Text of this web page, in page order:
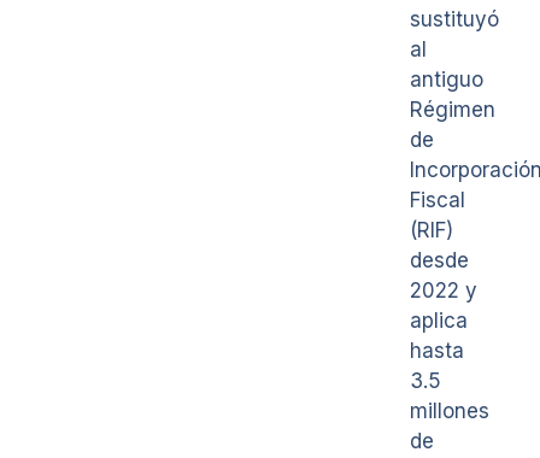
sustituyó
al
antiguo
Régimen
de
Fiscal
(RIF)
desde
2022 y
aplica
hasta
3.5
millones
de